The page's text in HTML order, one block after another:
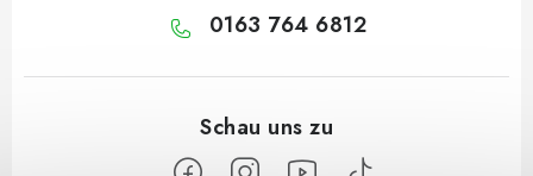
0163 764 6812